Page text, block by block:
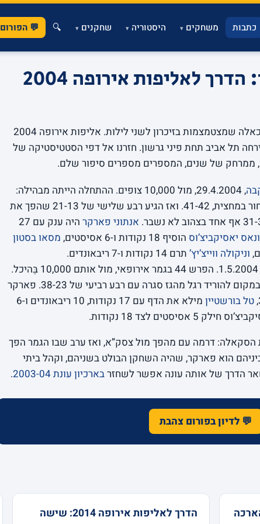
כתבות משחקים▾ היסטוריה▾ שחקנים▾
🔍 💬 הפורום
לאליפות אירופה 2004
יש עונות שנמדדות לאורך חודשים, ויש כאלה שמצטמצמות בזיכרון לשני לילות. אליפות אירופה 2004
תל אביב תחת פיני גרשון. חזרנו אל דפי הסטטיסטיקה של
ממרחק של שנים, המספרים מספרים סיפור שלם.
, 29.4.2004, מול 10,000 צופים. ההתחלה הייתה מבהילה:
פיגור 18-27 אחרי רבע, ועדיין מאחור במחצית, 41-42. ואז הגיע רבע שלישי של 21-13 שהפך את
אנתוני פארקר
היה ענק עם 27
יאסיקביצ’וס הוסיף 18 נקודות ו-6 אסיסטים,
מסאו בסטון
וניקולה ווייצ’יץ’ תרם 14 נקודות ו-7 ריבאונדים.
, 1.5.2004. הפרש 44 בגמר אירופאי, מול אותם 10,000 בַּהיכל.
מכבי ברחה כבר במחצית, 55-30, ובמקום להוריד רגל מהגז סגרה עם רבע רביעי של 38-23. פארקר
טל בורשטיין
מילא את הדף עם 17 נקודות, 10 ריבאונדים ו-6
הסקאלה: דרמה עם מהפך מול צסק”א, ואז ערב שבו הגמר הפך
הוא פארקר, שהיה השחקן הבולט בשניהם, וקהל ביתי
הדרך של אותה עונה אפשר לשחזרבארכיון עונת 2003-04 .
💬 לדיון בפורום צהבת
הדרך לאליפות אירופה 2014: שישה